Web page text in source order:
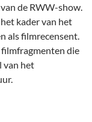
de RWW-show.
kader van het
als filmrecensent.
die
van het
talkshow over